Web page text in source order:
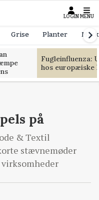
LOGIN MENU
Grise Planter
Fugleinfluenza:
hos europæiske
på
& Textil
stævnemøder